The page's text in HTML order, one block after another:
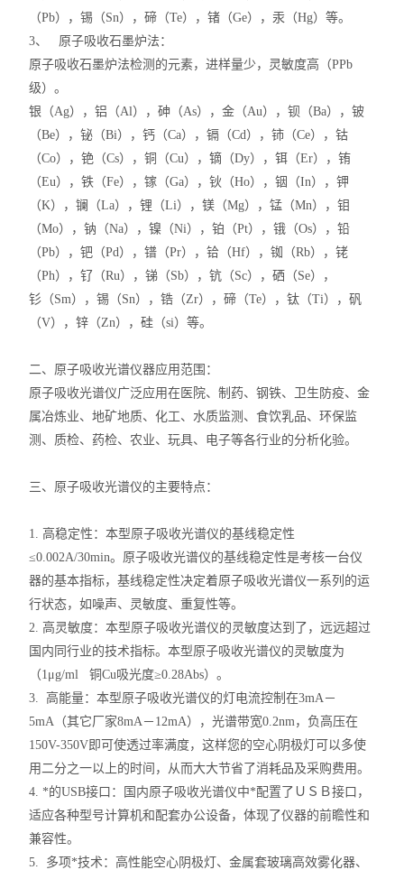
（Pb），锡（Sn），碲（Te），锗（Ge），汞（Hg）等。
3、 原子吸收石墨炉法：
原子吸收石墨炉法检测的元素，进样量少，灵敏度高（PPb
级）。
银（Ag），铝（Al），砷（As），金（Au），钡（Ba），铍
（Be），铋（Bi），钙（Ca），镉（Cd），铈（Ce），钴
（Co），铯（Cs），铜（Cu），镝（Dy），铒（Er），铕
（Eu），铁（Fe），镓（Ga），钬（Ho），铟（In），钾
（K），镧（La），锂（Li），镁（Mg），锰（Mn），钼
（Mo），钠（Na），镍（Ni），铂（Pt），锇（Os），铅
（Pb），钯（Pd），镨（Pr），铪（Hf），铷（Rb），铑
（Ph），钌（Ru），锑（Sb），钪（Sc），硒（Se），
钐（Sm），锡（Sn），锆（Zr），碲（Te），钛（Ti），矾
（V），锌（Zn），硅（si）等。
二、原子吸收光谱仪器应用范围：
原子吸收光谱仪广泛应用在医院、制药、钢铁、卫生防疫、金
属冶炼业、地矿地质、化工、水质监测、食饮乳品、环保监
测、质检、药检、农业、玩具、电子等各行业的分析化验。
三、原子吸收光谱仪的主要特点：
1. 高稳定性：本型原子吸收光谱仪的基线稳定性
≤0.002A/30min。原子吸收光谱仪的基线稳定性是考核一台仪
器的基本指标，基线稳定性决定着原子吸收光谱仪一系列的运
行状态，如噪声、灵敏度、重复性等。
2. 高灵敏度：本型原子吸收光谱仪的灵敏度达到了，远远超过
国内同行业的技术指标。本型原子吸收光谱仪的灵敏度为
（1μg/ml 铜Cu吸光度≥0.28Abs）。
3. 高能量：本型原子吸收光谱仪的灯电流控制在3mA－
5mA（其它厂家8mA－12mA），光谱带宽0.2nm，负高压在
150V-350V即可使透过率满度，这样您的空心阴极灯可以多使
用二分之一以上的时间，从而大大节省了消耗品及采购费用。
4. *的USB接口：国内原子吸收光谱仪中*配置了ＵＳＢ接口，
适应各种型号计算机和配套办公设备，体现了仪器的前瞻性和
兼容性。
5. 多项*技术：高性能空心阴极灯、金属套玻璃高效雾化器、